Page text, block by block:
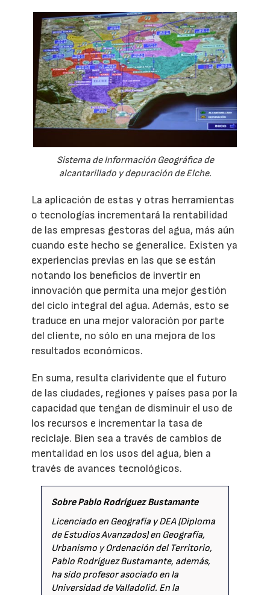
Sistema de Información Geográfica de
alcantarillado y depuración de Elche.
La aplicación de estas y otras herramientas
o tecnologías incrementará la rentabilidad
de las empresas gestoras del agua, más aún
cuando este hecho se generalice. Existen ya
experiencias previas en las que se están
notando los beneficios de invertir en
innovación que permita una mejor gestión
del ciclo integral del agua. Además, esto se
traduce en una mejor valoración por parte
del cliente, no sólo en una mejora de los
resultados económicos.
En suma, resulta clarividente que el futuro
de las ciudades, regiones y países pasa por la
capacidad que tengan de disminuir el uso de
los recursos e incrementar la tasa de
reciclaje. Bien sea a través de cambios de
mentalidad en los usos del agua, bien a
través de avances tecnológicos.
Sobre Pablo Rodríguez Bustamante
Licenciado en Geografía y DEA (Diploma
de Estudios Avanzados) en Geografía,
Urbanismo y Ordenación del Territorio,
Pablo Rodríguez Bustamante, además,
ha sido profesor asociado en la
Universidad de Valladolid. En la